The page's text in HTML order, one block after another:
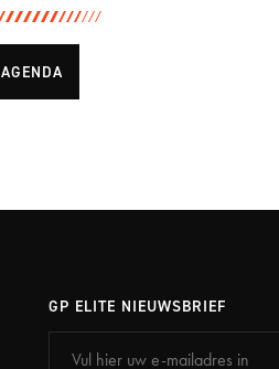
AGENDA
GP ELITE NIEUWSBRIEF